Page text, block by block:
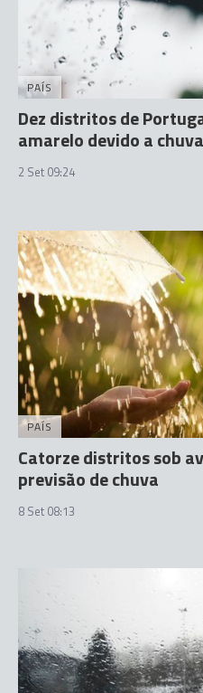
PAÍS
Dez distritos de
amarelo devido a
2 Set 09:24
PAÍS
Catorze distritos sob
previsão de chuva
8 Set 08:13